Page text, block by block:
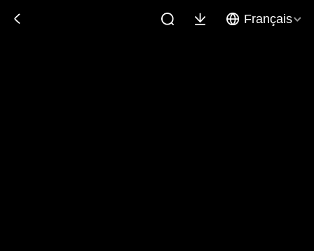
Français